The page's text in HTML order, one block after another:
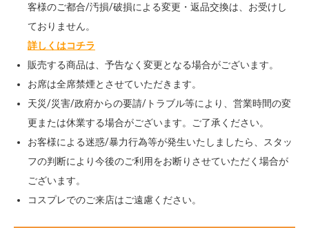
客様のご都合/汚損/破損による変更・返品交換は、お受けし
ておりません。
詳しくはコチラ
販売する商品は、予告なく変更となる場合がございます。
お席は全席禁煙とさせていただきます。
天災/災害/政府からの要請/トラブル等により、営業時間の変
更または休業する場合がございます。ご了承ください。
お客様による迷惑/暴力行為等が発生いたしましたら、スタッ
フの判断により今後のご利用をお断りさせていただく場合が
ございます。
コスプレでのご来店はご遠慮ください。